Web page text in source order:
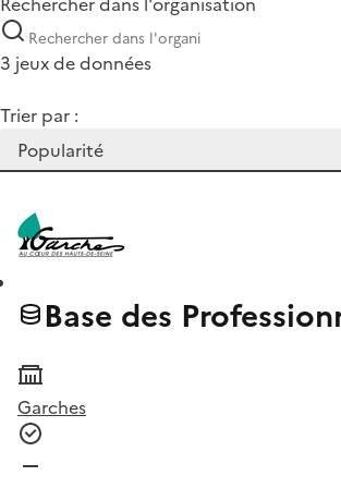
3 jeux de données
Trier par :
Base des
Garches